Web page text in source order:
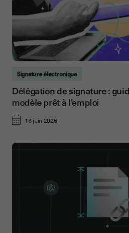
Signature électronique
Délégation de signature :
modèle prêt à l'emploi
16 juin 2026